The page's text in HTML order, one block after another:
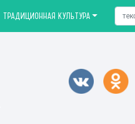
ТРАДИЦИОННАЯ КУЛЬТУРА